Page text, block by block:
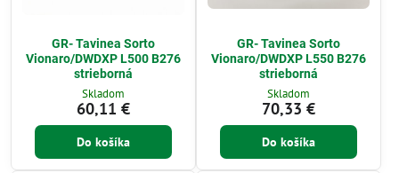
GR- Tavinea Sorto
Vionaro/DWDXP L500 B276
strieborná
Skladom
60,11 €
Do košíka
GR- Tavinea Sorto
Vionaro/DWDXP L550 B276
strieborná
Skladom
70,33 €
Do košíka